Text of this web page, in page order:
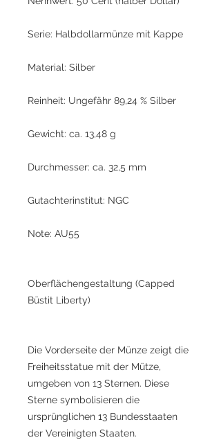
Serie: Halbdollarmünze mit Kappe
Material: Silber
Reinheit: Ungefähr 89,24 % Silber
Gewicht: ca. 13,48 g
Durchmesser: ca. 32,5 mm
Gutachterinstitut: NGC
Note: AU55
Oberflächengestaltung (Capped
Büstit Liberty)
Die Vorderseite der Münze zeigt die
Freiheitsstatue mit der Mütze,
umgeben von 13 Sternen. Diese
Sterne symbolisieren die
ursprünglichen 13 Bundesstaaten
der Vereinigten Staaten.